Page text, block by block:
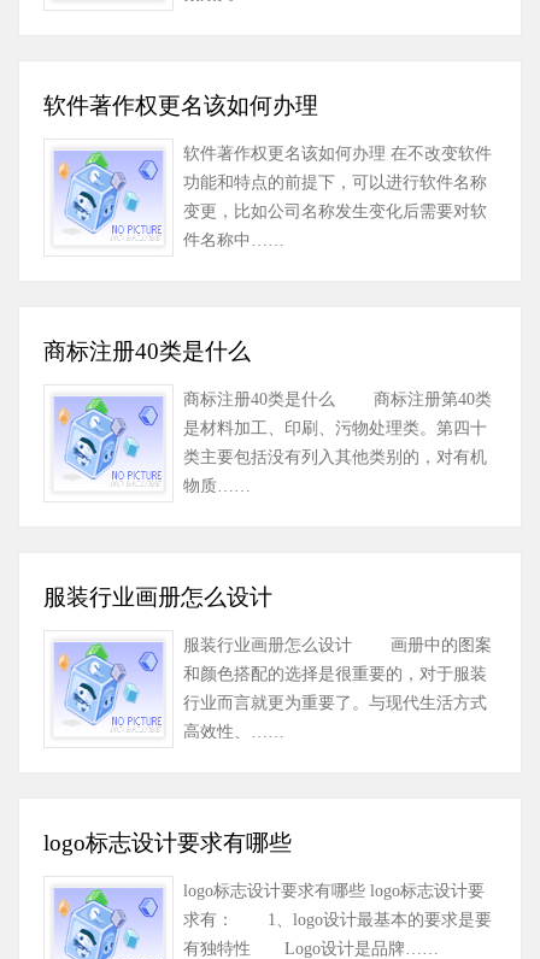
软件著作权更名该如何办理
软件著作权更名该如何办理 在不改变软件
功能和特点的前提下，可以进行软件名称
变更，比如公司名称发生变化后需要对软
件名称中……
商标注册40类是什么
商标注册40类是什么 商标注册第40类
是材料加工、印刷、污物处理类。第四十
类主要包括没有列入其他类别的，对有机
物质……
服装行业画册怎么设计
服装行业画册怎么设计 画册中的图案
和颜色搭配的选择是很重要的，对于服装
行业而言就更为重要了。与现代生活方式
高效性、……
logo标志设计要求有哪些
logo标志设计要求有哪些 logo标志设计要
求有： 1、logo设计最基本的要求是要
有独特性 Logo设计是品牌……